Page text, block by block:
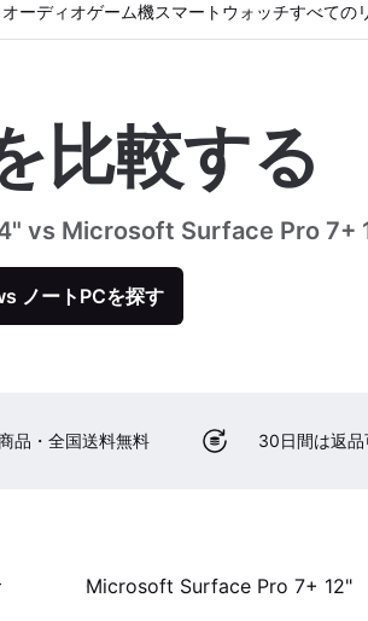
オーディオゲーム機スマートウォッチすべての
比較する
vs Microsoft Surface Pro 7+
ノートPCを探す
品・全国送料無料 30日間は返品
Microsoft Surface Pro 7+ 12"